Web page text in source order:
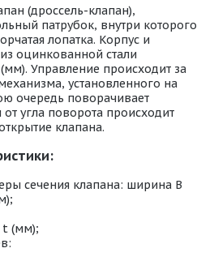
(дроссель-клапан),
патрубок, внутри которого
лопатка. Корпус и
оцинкованной стали
Управление происходит за
установленного на
очередь поворачивает
от угла поворота происходит
клапана.
сечения клапана: ширина B
t (мм);